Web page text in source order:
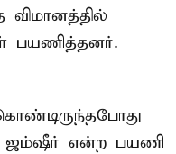
விமானத்தில்
பயணித்தனர்.
ஜம்ஷீர் என்ற பயணி